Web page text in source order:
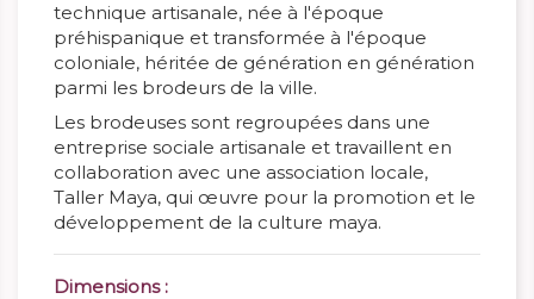
technique artisanale, née à l'époque
préhispanique et transformée à l'époque
coloniale, héritée de génération en génération
parmi les brodeurs de la ville.
Les brodeuses sont regroupées dans une
entreprise sociale artisanale et travaillent en
collaboration avec une association locale,
Taller Maya, qui œuvre pour la promotion et le
développement de la culture maya.
Dimensions :